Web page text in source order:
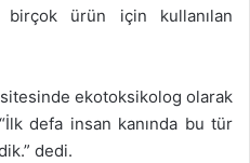
birçok ürün için kullanılan
ekotoksikolog olarak
defa insan kanında bu tür
dedi.